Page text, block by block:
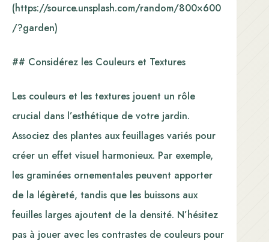
(https://source.unsplash.com/random/800×600
/?garden)
## Considérez les Couleurs et Textures
Les couleurs et les textures jouent un rôle
crucial dans l’esthétique de votre jardin.
Associez des plantes aux feuillages variés pour
créer un effet visuel harmonieux. Par exemple,
les graminées ornementales peuvent apporter
de la légèreté, tandis que les buissons aux
feuilles larges ajoutent de la densité. N’hésitez
pas à jouer avec les contrastes de couleurs pour